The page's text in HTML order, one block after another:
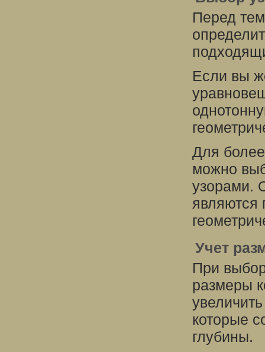
Перед тем
Если вы
Для более
можно
узорами.
являются
Учет
При
размеры
которые
глубины.